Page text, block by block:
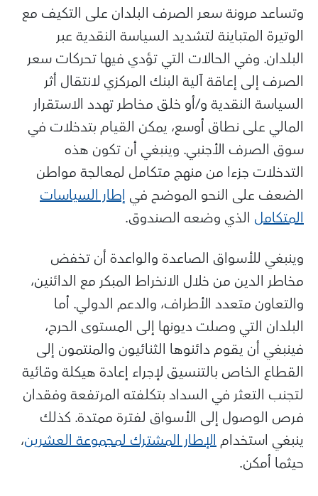
وتساعد مرونة سعر الصرف البلدان على التكيف مع
الوتيرة المتباينة لتشديد السياسة النقدية عبر
البلدان. وفي الحالات التي تؤدي فيها تحركات سعر
الصرف إلى إعاقة آلية البنك المركزي لانتقال أثر
السياسة النقدية و/أو خلق مخاطر تهدد الاستقرار
المالي على نطاق أوسع، يمكن القيام بتدخلات في
سوق الصرف الأجنبي. وينبغي أن تكون هذه
التدخلات جزءا من منهج متكامل لمعالجة مواطن
الضعف على النحو الموضح في إطار السياسات
المتكامل الذي وضعه الصندوق.
وينبغي للأسواق الصاعدة والواعدة أن تخفض
مخاطر الدين من خلال الانخراط المبكر مع الدائنين،
والتعاون متعدد الأطراف، والدعم الدولي. أما
البلدان التي وصلت ديونها إلى المستوى الحرج،
فينبغي أن يقوم دائنوها الثنائيون والمنتمون إلى
القطاع الخاص بالتنسيق لإجراء إعادة هيكلة وقائية
لتجنب التعثر في السداد بتكلفته المرتفعة وفقدان
فرص الوصول إلى الأسواق لفترة ممتدة. كذلك
ينبغي استخدامالإطار المشترك لمجموعة العشرين،
حيثما أمكن.